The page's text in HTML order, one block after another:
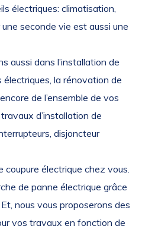
électriques: climatisation,
seconde vie est aussi une
aussi dans l’installation de
la rénovation de
de l’ensemble de vos
d’installation de
disjoncteur
coupure électrique chez vous.
de panne électrique grâce
nous vous proposerons des
vos travaux en fonction de